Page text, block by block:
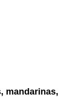
mandarinas,